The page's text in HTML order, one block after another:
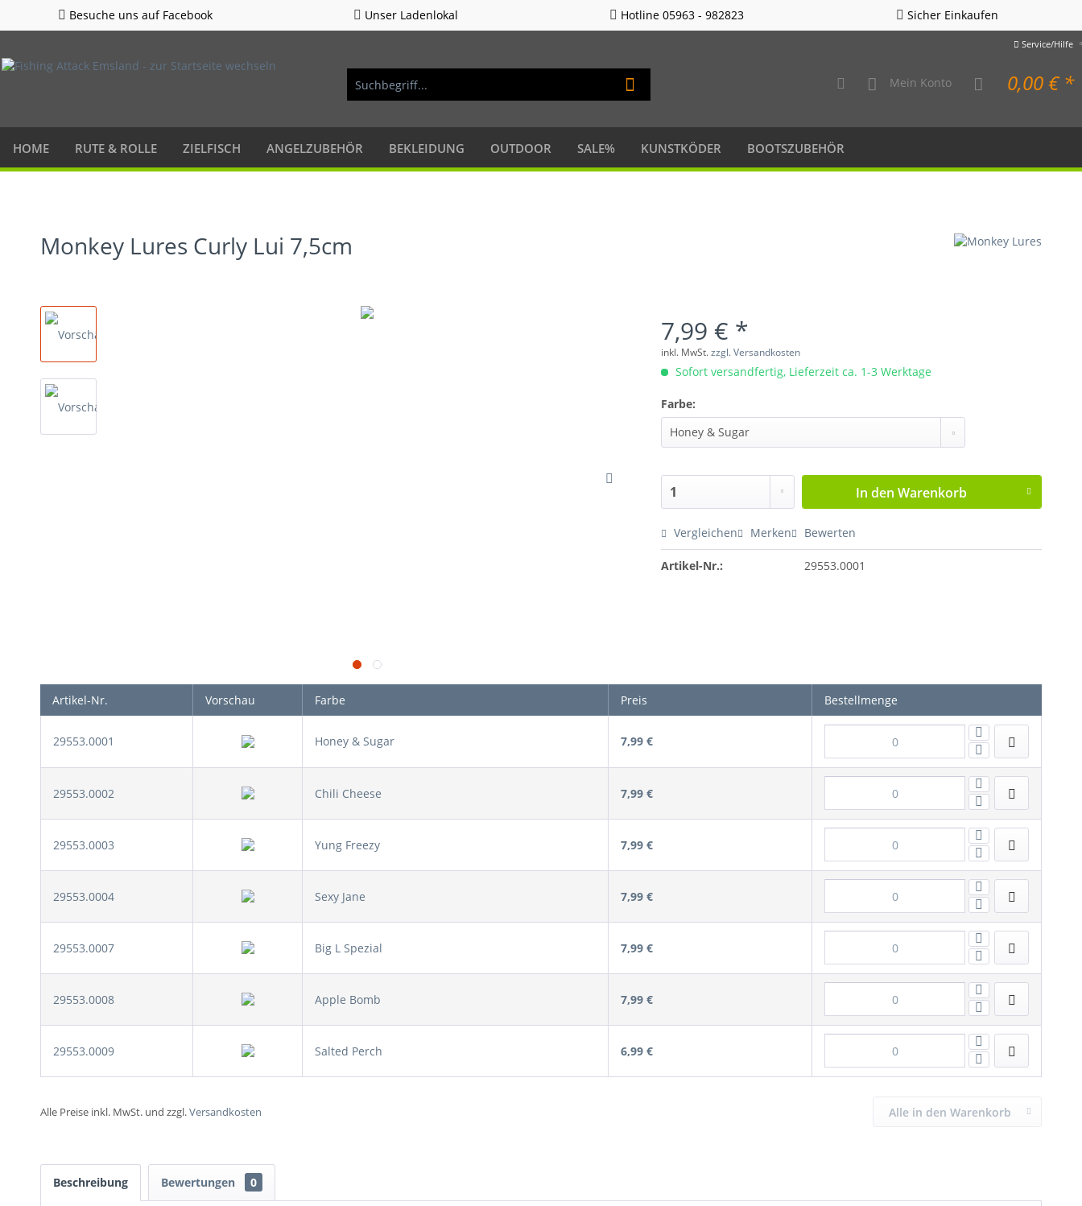
Besuche uns auf Facebook Unser Ladenlokal Hotline 05963 - 982823 Sicher Einkaufen
Service/Hilfe
Mein Konto 0,00 € *
HOME RUTE & ROLLE ZIELFISCH ANGELZUBEHÖR BEKLEIDUNG OUTDOOR SALE% KUNSTKÖDER BOOTSZUBEHÖR
Monkey Lures Curly Lui 7,5cm
7,99 € *
inkl. MwSt.zzgl. Versandkosten
Sofort versandfertig, Lieferzeit ca. 1-3 Werktage
Farbe:
In den Warenkorb
Vergleichen Merken Bewerten
Artikel-Nr.: 29553.0001
Artikel-Nr. Vorschau Farbe Preis Bestellmenge
29553.0001 Honey & Sugar 7,99 €
29553.0002 Chili Cheese 7,99 €
29553.0003 Yung Freezy 7,99 €
29553.0004 Sexy Jane 7,99 €
29553.0007 Big L Spezial 7,99 €
29553.0008 Apple Bomb 7,99 €
29553.0009 Salted Perch 6,99 €
Alle Preise inkl. MwSt. und zzgl.Versandkosten Alle in den Warenkorb
Beschreibung Bewertungen 0